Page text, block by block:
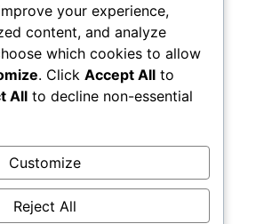
your experience,
content, and analyze
which cookies to allow
. Click Accept All to
All to decline non-essential
Customize
Reject All